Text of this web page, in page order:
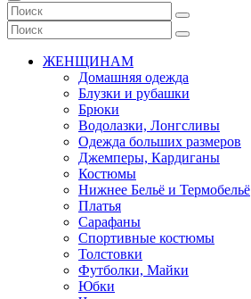
ЖЕНЩИНАМ
Домашняя одежда
Блузки и рубашки
Брюки
Водолазки, Лонгсливы
Одежда больших размеров
Джемперы, Кардиганы
Костюмы
Нижнее Бельё и Термобельё
Платья
Сарафаны
Спортивные костюмы
Толстовки
Футболки, Майки
Юбки